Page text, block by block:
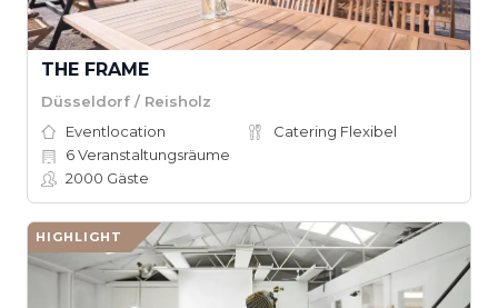
THE FRAME
Düsseldorf / Reisholz
Eventlocation
Catering Flexibel
6Veranstaltungsräume
2000 Gäste
HIGHLIGHT